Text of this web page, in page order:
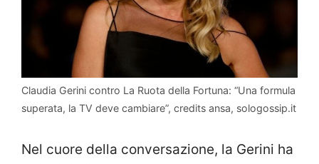
Claudia Gerini contro La Ruota della Fortuna: “Una formula
superata, la TV deve cambiare”, credits ansa, sologossip.it
Nel cuore della conversazione, la Gerini ha